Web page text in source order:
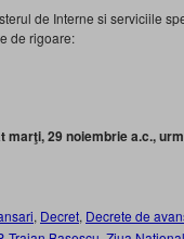
de Interne si serviciile
de rigoare:
marţi, 29 noiembrie a.c.,
, Decret, Decrete de